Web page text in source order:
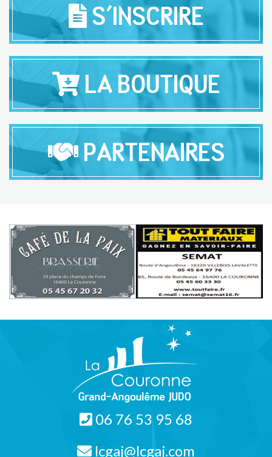
S'INSCRIRE
LA BOUTIQUE
PARTENAIRES
06 76 53 95 68
lcgaj@lcgaj.com